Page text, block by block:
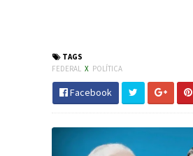
TAGS
FEDERAL X POLÍTICA
Facebook